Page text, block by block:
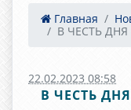
Главная
В ЧЕСТЬ
22.02.2023 08:58
В ЧЕСТЬ